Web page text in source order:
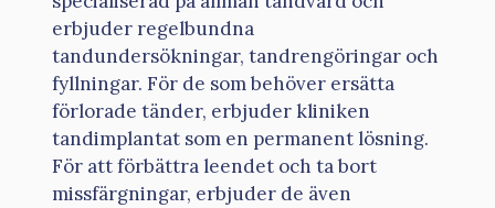
erbjuder regelbundna
tandundersökningar, tandrengöringar och
fyllningar. För de som behöver ersätta
förlorade tänder, erbjuder kliniken
tandimplantat som en permanent lösning.
För att förbättra leendet och ta bort
missfärgningar, erbjuder de även